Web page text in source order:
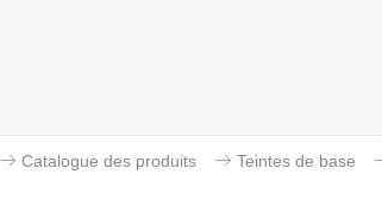
Catalogue des produits Teintes de base